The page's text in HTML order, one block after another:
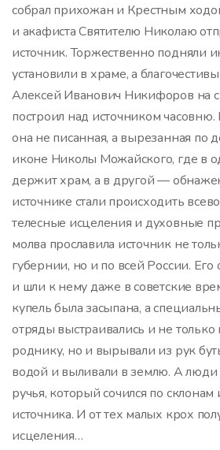
собрал прихожан и Крестным
и акафиста Святителю Николаю
источник. Торжественно подняли
установили в храме, а
Алексей Иванович Никифоров на
построил над источником
она не писанная, а вырезанная по
иконе Николы Можайского, где в
держит храм, а в другой —
источнике стали происходить
телесные исцеления и духовные
молва прославила источник не
губернии, но и по всей России.
и шли к нему даже в советские
купель была засыпана, а
отряды выстраивались и не только
роднику, но и вырывали из рук
водой и выливали в землю. А люди
ручья, который сочился по склонам
источника. И от тех малых крох
исцеления…